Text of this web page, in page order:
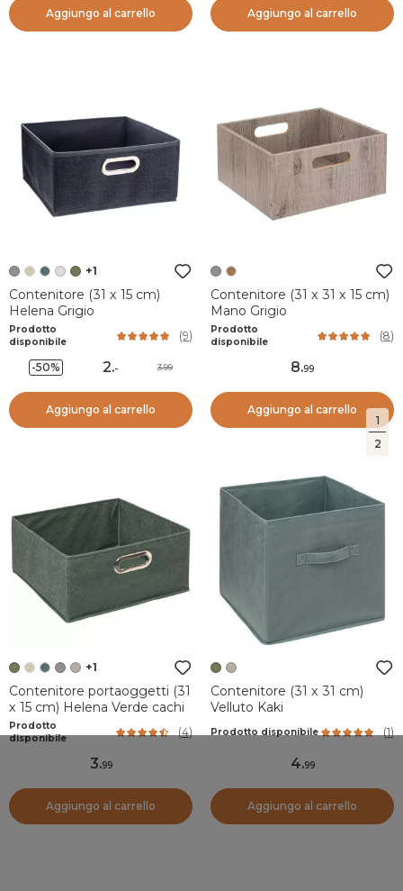
1
2
Aggiungo al carrello Aggiungo al carrello
+1
Contenitore (31 x 15 cm)
Helena Grigio
Prodotto
disponibile
(9)
-50% 2.- 3.99
Aggiungo al carrello
Contenitore (31 x 31 x 15 cm)
Mano Grigio
Prodotto
disponibile
(8)
8.99
Aggiungo al carrello
+1
Contenitore portaoggetti (31
x 15 cm) Helena Verde cachi
Prodotto
disponibile
(4)
3.99
Aggiungo al carrello
Contenitore (31 x 31 cm)
Velluto Kaki
Prodotto disponibile (1)
4.99
Aggiungo al carrello